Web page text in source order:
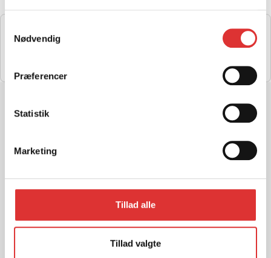
Nødvendig
Præferencer
Statistik
Marketing
Tillad alle
Tillad valgte
BAGKOFANGER TIL ZFORCE 950 SPORT
1.690,00kr.
Vestvej 83, 9310 Vodskov
ÅBNINGSTIDER